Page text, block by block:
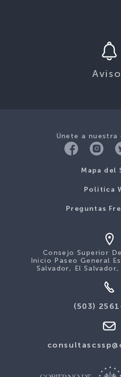
Únete a nuestra
Mapa del
Politica
Preguntas
Consejo Superior
Inicio Paseo General
Salvador, El
(503)